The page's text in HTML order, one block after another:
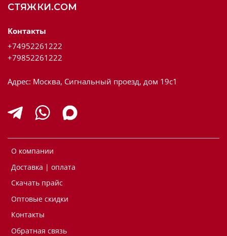
СТЯЖКИ.COM
О компании
Доставка | оплата
Скачать прайс
Оптовые скидки
Контакты
Обратная связь
Контакты
+74952261222
+79852261222
Адрес: Москва, Сигнальный проезд, дом 19с1